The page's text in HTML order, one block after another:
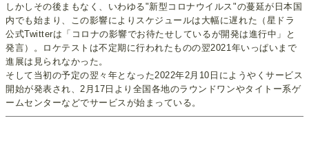
しかしその後まもなく、いわゆる"新型コロナウイルス"の蔓延が日本国
内でも始まり、この影響によりスケジュールは大幅に遅れた（星ドラ
公式Twitterは「コロナの影響でお待たせしているが開発は進行中」と
発言）。ロケテストは不定期に行われたものの翌2021年いっぱいまで
進展は見られなかった。
そして当初の予定の翌々年となった2022年2月10日にようやくサービス
開始が発表され、2月17日より全国各地のラウンドワンやタイトー系ゲ
ームセンターなどでサービスが始まっている。